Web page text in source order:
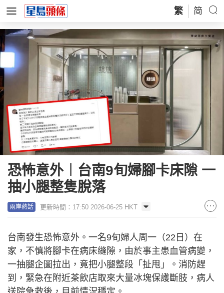
繁 简
恐怖意外︱台南9旬婦腳卡床隙 一
抽小腿整隻脫落
兩岸熱話 更新時間：17:50 2026-06-25 HKT
台南發生恐怖意外。一名9旬婦人周一（22日）在
家，不慎將腳卡在病床縫隙，由於事主患血管病變，
一抽腿企圖拉出，竟把小腿整段「扯甩」。消防趕
到，緊急在附近茶飲店取來大量冰塊保護斷肢，病人